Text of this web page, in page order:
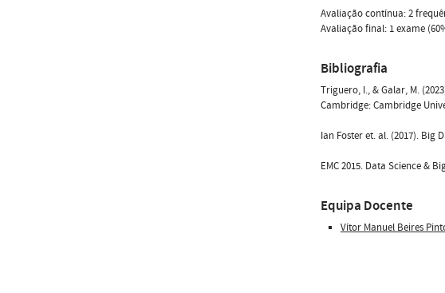
Avaliação contínua: 2
Avaliação final: 1 exame
Bibliografia
Triguero, I., & Galar, M.
Cambridge: Cambridge
Ian Foster et. al. (2017).
EMC 2015. Data Science &
Equipa Docente
Vítor Manuel Beires